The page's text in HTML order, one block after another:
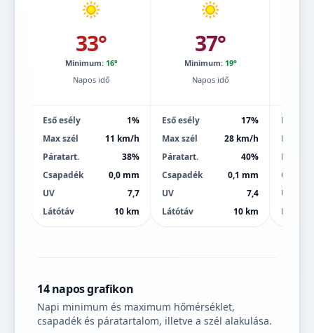
33°
Minimum: 16°
Napos idő
Eső esély
1%
Max szél
11 km/h
Páratart.
38%
Csapadék
0,0 mm
UV
7,7
Látótáv
10 km
37°
Minimum: 19°
Napos idő
Eső esély
17%
Max szél
28 km/h
Páratart.
40%
Csapadék
0,1 mm
UV
7,4
Látótáv
10 km
Eső
Max
UV
Látótáv
14 napos grafikon
Napi minimum és maximum hőmérséklet,
csapadék és páratartalom, illetve a szél alakulása.